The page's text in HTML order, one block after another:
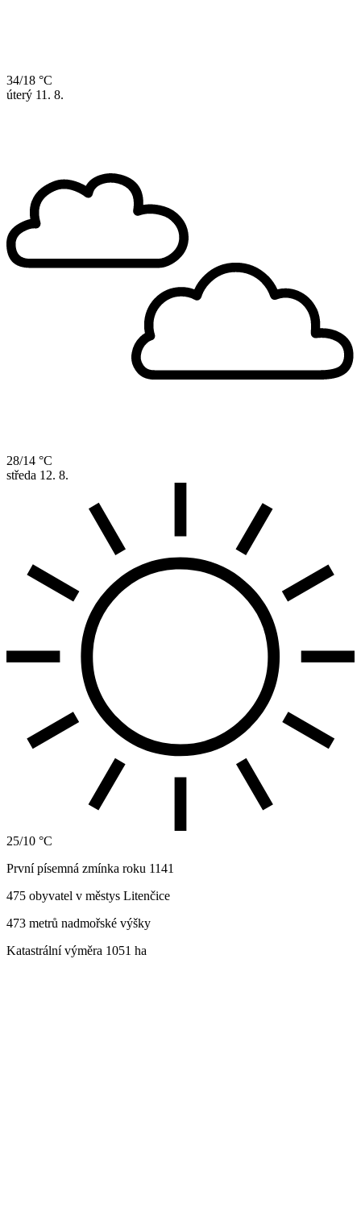
34/18 °C
úterý 11. 8.
28/14 °C
středa 12. 8.
25/10 °C
První písemná zmínka roku 1141
475 obyvatel v městys Litenčice
473 metrů nadmořské výšky
Katastrální výměra 1051 ha